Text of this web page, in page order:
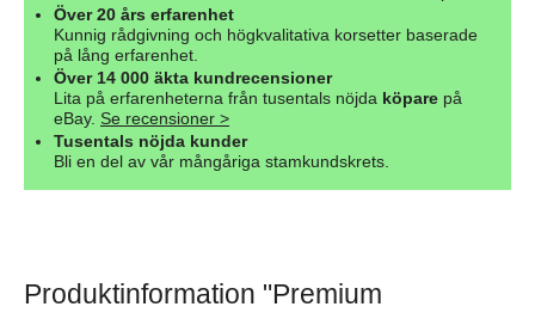
Över 20 års erfarenhet
Kunnig rådgivning och högkvalitativa korsetter baserade
på lång erfarenhet.
Över 14 000 äkta kundrecensioner
Lita på erfarenheterna från tusentals nöjda köpare på
eBay. Se recensioner >
Tusentals nöjda kunder
Bli en del av vår mångåriga stamkundskrets.
Produktinformation "Premium